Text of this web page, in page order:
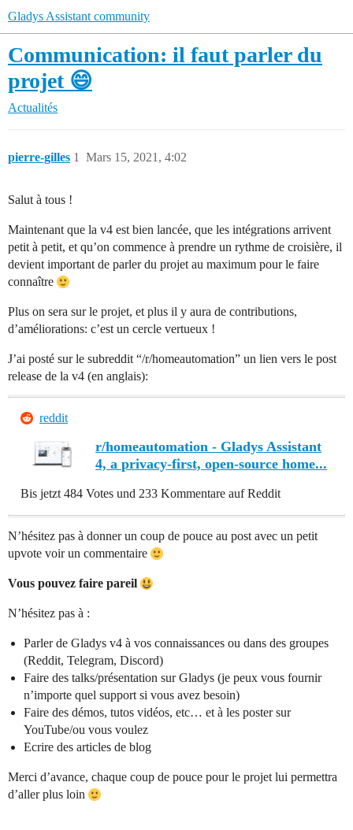
Gladys Assistant community
Communication: il faut parler du
projet 😄
Actualités
pierre-gilles Mars 15, 2021, 4:02
1
Salut à tous !
Maintenant que la v4 est bien lancée, que les intégrations arrivent
petit à petit, et qu’on commence à prendre un rythme de croisière, il
devient important de parler du projet au maximum pour le faire
connaître
Plus on sera sur le projet, et plus il y aura de contributions,
d’améliorations: c’est un cercle vertueux !
J’ai posté sur le subreddit “/r/homeautomation” un lien vers le post
release de la v4 (en anglais):
reddit
r/homeautomation - Gladys Assistant
4, a privacy-first, open-source home...
Bis jetzt 484 Votes und 233 Kommentare auf Reddit
N’hésitez pas à donner un coup de pouce au post avec un petit
upvote voir un commentaire
Vous pouvez faire pareil
N’hésitez pas à :
Parler de Gladys v4 à vos connaissances ou dans des groupes
(Reddit, Telegram, Discord)
Faire des talks/présentation sur Gladys (je peux vous fournir
n’importe quel support si vous avez besoin)
Faire des démos, tutos vidéos, etc… et à les poster sur
YouTube/ou vous voulez
Ecrire des articles de blog
Merci d’avance, chaque coup de pouce pour le projet lui permettra
d’aller plus loin